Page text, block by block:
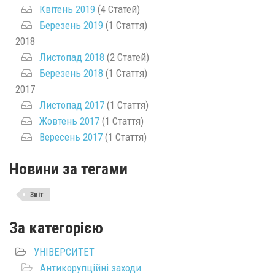
Квітень 2019 (4 Статей)
Березень 2019 (1 Стаття)
2018
Листопад 2018 (2 Статей)
Березень 2018 (1 Стаття)
2017
Листопад 2017 (1 Стаття)
Жовтень 2017 (1 Стаття)
Вересень 2017 (1 Стаття)
Новини за тегами
Звіт
За категорією
УНІВЕРСИТЕТ
Антикорупційні заходи